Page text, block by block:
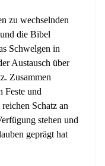
zu wechselnden
die Bibel
Schwelgen in
Austausch über
Zusammen
Feste und
Schatz an
stehen und
geprägt hat